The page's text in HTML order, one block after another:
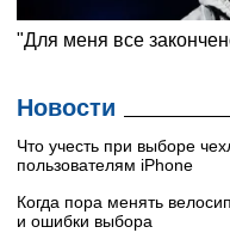
Новости
Что учесть при выборе
пользователям iPhone
Когда пора менять
и ошибки выбора